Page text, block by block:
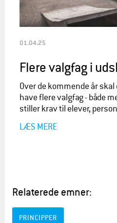
01.04.25
Flere valgfag i
Over de kommende år
have flere valgfag - både
stiller krav til elever,
LÆS MERE
Relaterede emner:
PRINCIPPER